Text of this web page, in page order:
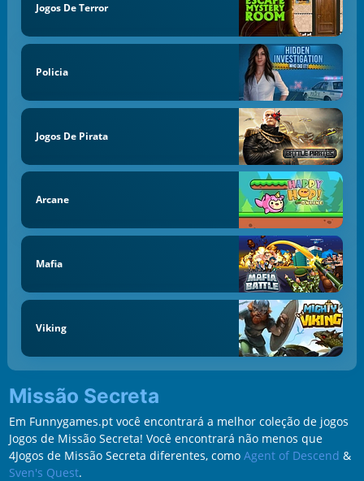
Jogos De Terror
Policia
Jogos De Pirata
Arcane
Mafia
Viking
Missão Secreta
Em Funnygames.pt você encontrará a melhor coleção de jogos
Jogos de Missão Secreta! Você encontrará não menos que
4Jogos de Missão Secreta diferentes, como Agent of Descend &
Sven's Quest.